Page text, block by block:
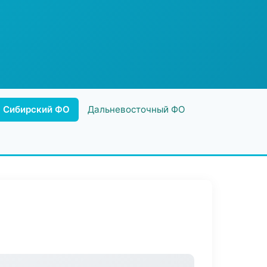
Сибирский ФО Дальневосточный ФО